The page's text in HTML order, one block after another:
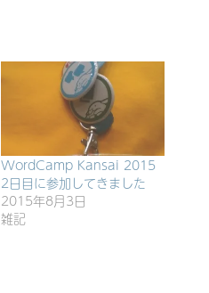
WordCamp Kansai 2015
2日目に参加してきました
2015年8月3日
雑記